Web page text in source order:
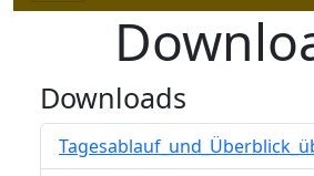
Downloads